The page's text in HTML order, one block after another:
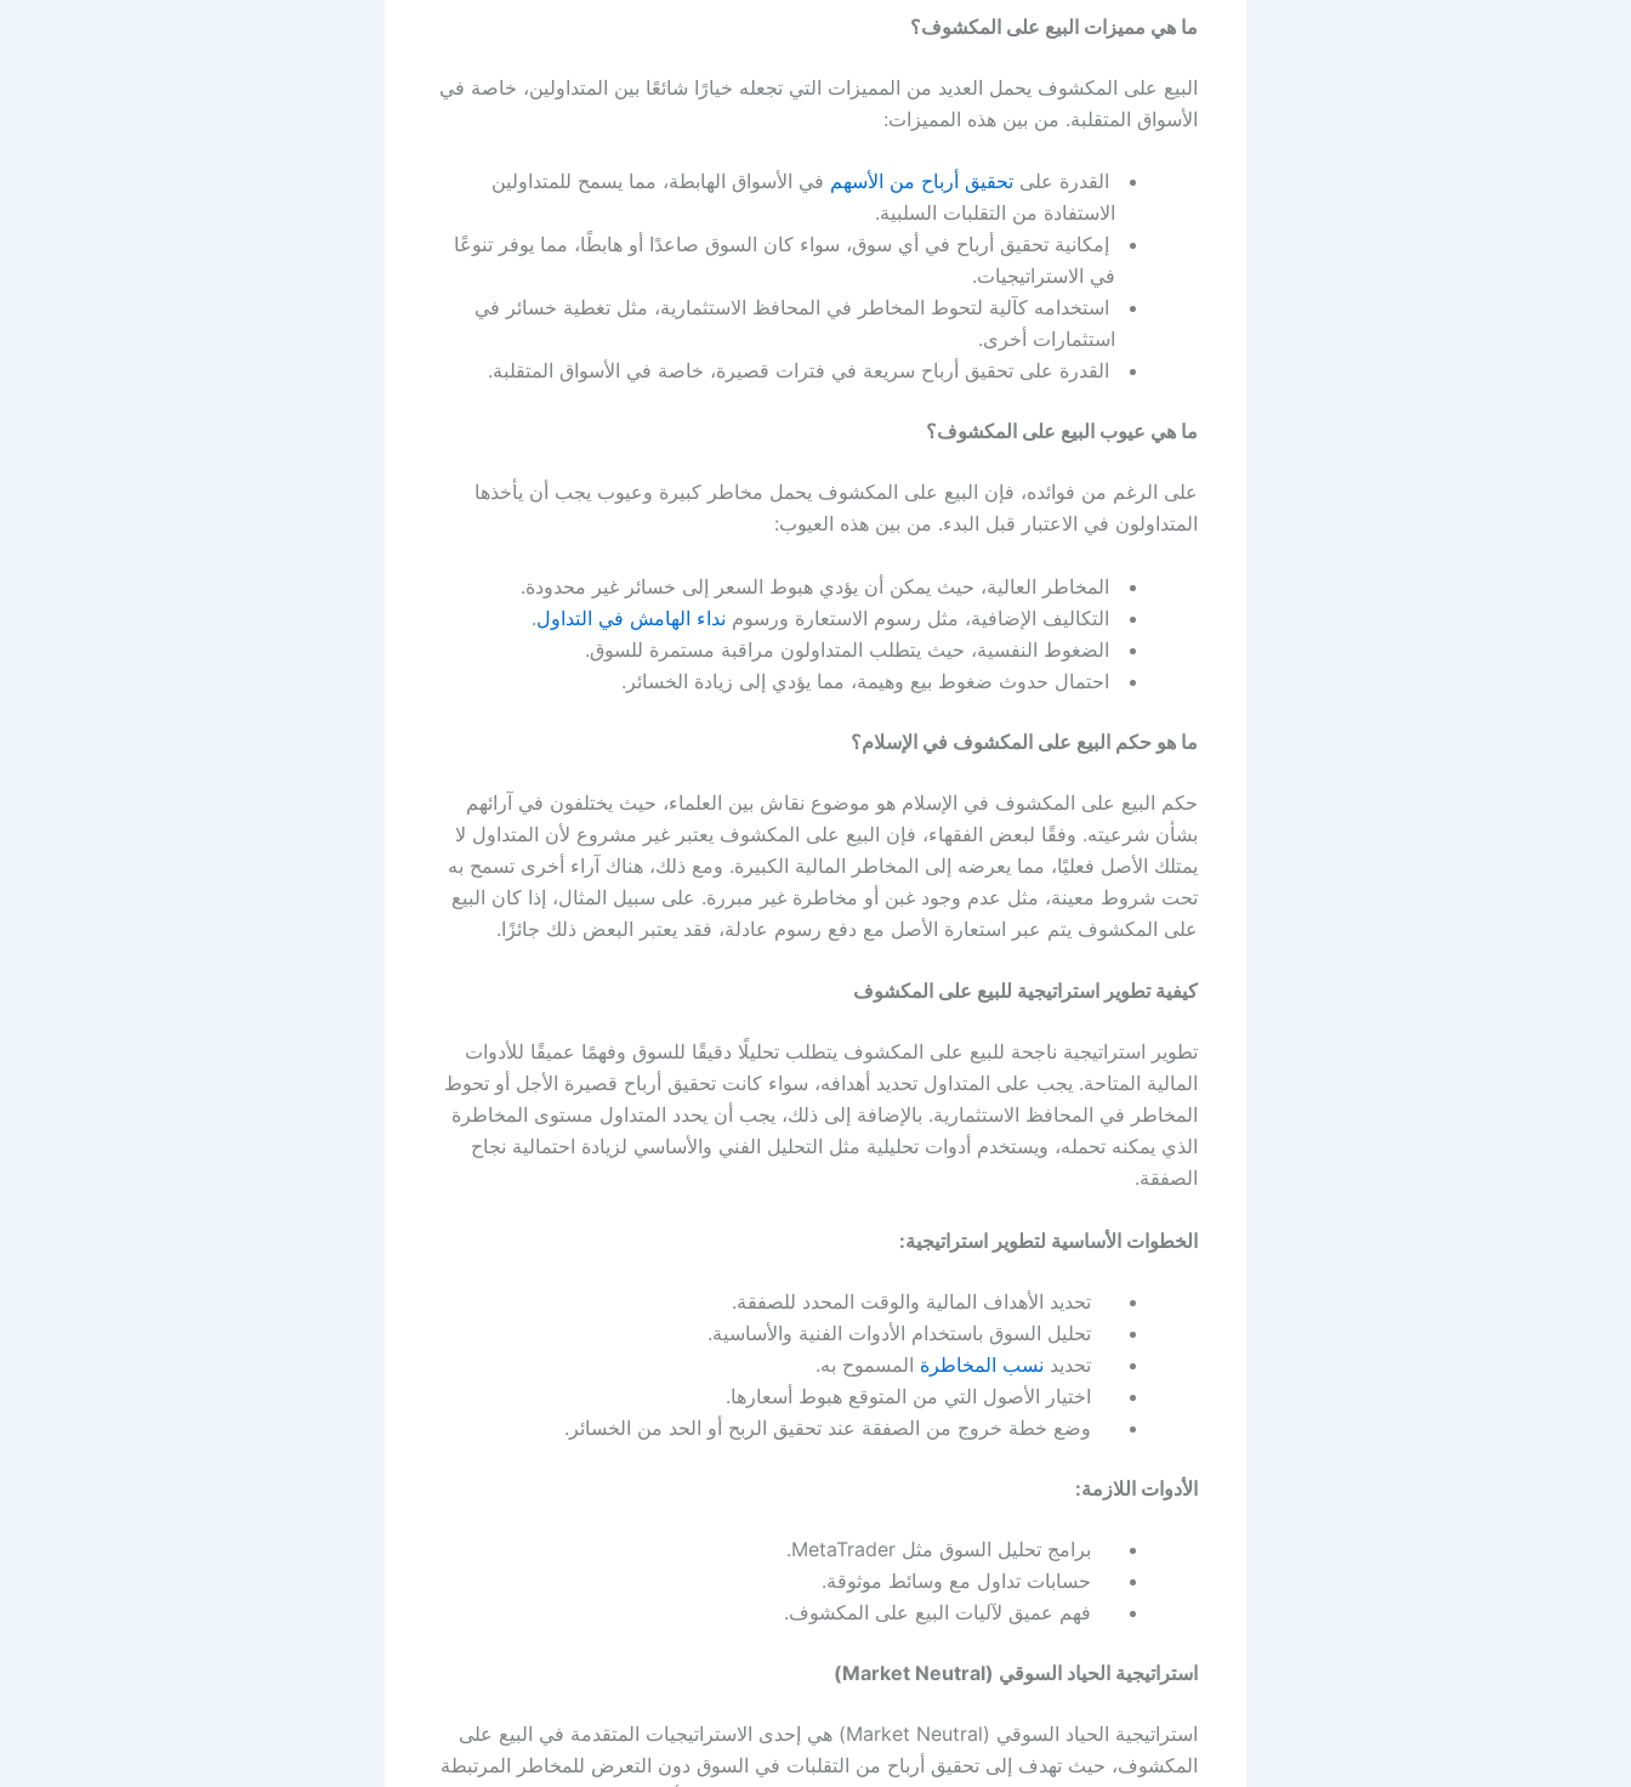
ما هي مميزات البيع على المكشوف؟
البيع على المكشوف يحمل العديد من المميزات التي تجعله خيارًا شائعًا بين المتداولين، خاصة في
الأسواق المتقلبة. من بين هذه المميزات:
القدرة على تحقيق أرباح من الأسهم في الأسواق الهابطة، مما يسمح للمتداولين
الاستفادة من التقلبات السلبية.
إمكانية تحقيق أرباح في أي سوق، سواء كان السوق صاعدًا أو هابطًا، مما يوفر تنوعًا
في الاستراتيجيات.
استخدامه كآلية لتحوط المخاطر في المحافظ الاستثمارية، مثل تغطية خسائر في
استثمارات أخرى.
القدرة على تحقيق أرباح سريعة في فترات قصيرة، خاصة في الأسواق المتقلبة.
ما هي عيوب البيع على المكشوف؟
على الرغم من فوائده، فإن البيع على المكشوف يحمل مخاطر كبيرة وعيوب يجب أن يأخذها
المتداولون في الاعتبار قبل البدء. من بين هذه العيوب:
المخاطر العالية، حيث يمكن أن يؤدي هبوط السعر إلى خسائر غير محدودة.
التكاليف الإضافية، مثل رسوم الاستعارة ورسوم نداء الهامش في التداول.
الضغوط النفسية، حيث يتطلب المتداولون مراقبة مستمرة للسوق.
احتمال حدوث ضغوط بيع وهيمة، مما يؤدي إلى زيادة الخسائر.
ما هو حكم البيع على المكشوف في الإسلام؟
حكم البيع على المكشوف في الإسلام هو موضوع نقاش بين العلماء، حيث يختلفون في آرائهم
بشأن شرعيته. وفقًا لبعض الفقهاء، فإن البيع على المكشوف يعتبر غير مشروع لأن المتداول لا
يمتلك الأصل فعليًا، مما يعرضه إلى المخاطر المالية الكبيرة. ومع ذلك، هناك آراء أخرى تسمح به
تحت شروط معينة، مثل عدم وجود غبن أو مخاطرة غير مبررة. على سبيل المثال، إذا كان البيع
على المكشوف يتم عبر استعارة الأصل مع دفع رسوم عادلة، فقد يعتبر البعض ذلك جائزًا.
كيفية تطوير استراتيجية للبيع على المكشوف
تطوير استراتيجية ناجحة للبيع على المكشوف يتطلب تحليلًا دقيقًا للسوق وفهمًا عميقًا للأدوات
المالية المتاحة. يجب على المتداول تحديد أهدافه، سواء كانت تحقيق أرباح قصيرة الأجل أو تحوط
المخاطر في المحافظ الاستثمارية. بالإضافة إلى ذلك، يجب أن يحدد المتداول مستوى المخاطرة
الذي يمكنه تحمله، ويستخدم أدوات تحليلية مثل التحليل الفني والأساسي لزيادة احتمالية نجاح
الصفقة.
الخطوات الأساسية لتطوير استراتيجية:
تحديد الأهداف المالية والوقت المحدد للصفقة.
تحليل السوق باستخدام الأدوات الفنية والأساسية.
تحديد نسب المخاطرة المسموح به.
اختيار الأصول التي من المتوقع هبوط أسعارها.
وضع خطة خروج من الصفقة عند تحقيق الربح أو الحد من الخسائر.
الأدوات اللازمة:
برامج تحليل السوق مثل MetaTrader.
حسابات تداول مع وسائط موثوقة.
فهم عميق لآليات البيع على المكشوف.
استراتيجية الحياد السوقي (Market Neutral)
استراتيجية الحياد السوقي (Market Neutral) هي إحدى الاستراتيجيات المتقدمة في البيع على
المكشوف، حيث تهدف إلى تحقيق أرباح من التقلبات في السوق دون التعرض للمخاطر المرتبطة